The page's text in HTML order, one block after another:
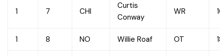
1 7 CHI
Curtis
Conway
WR
1 8 NO Willie Roaf OT